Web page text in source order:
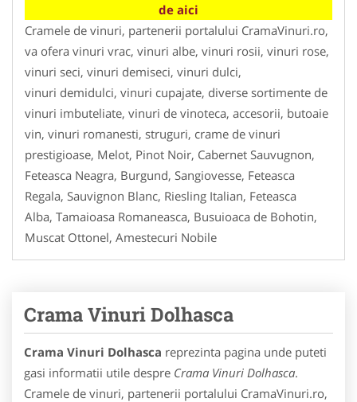
de aici
Cramele de vinuri, partenerii portalului CramaVinuri.ro,
va ofera vinuri vrac, vinuri albe, vinuri rosii, vinuri rose,
vinuri seci, vinuri demiseci, vinuri dulci,
vinuri demidulci, vinuri cupajate, diverse sortimente de
vinuri imbuteliate, vinuri de vinoteca, accesorii, butoaie
vin, vinuri romanesti, struguri, crame de vinuri
prestigioase, Melot, Pinot Noir, Cabernet Sauvugnon,
Feteasca Neagra, Burgund, Sangiovesse, Feteasca
Regala, Sauvignon Blanc, Riesling Italian, Feteasca
Alba, Tamaioasa Romaneasca, Busuioaca de Bohotin,
Muscat Ottonel, Amestecuri Nobile
Crama Vinuri Dolhasca
Crama Vinuri Dolhasca reprezinta pagina unde puteti
gasi informatii utile despre Crama Vinuri Dolhasca.
Cramele de vinuri, partenerii portalului CramaVinuri.ro,